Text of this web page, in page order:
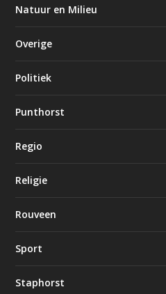
Natuur en Milieu
Overige
Politiek
Punthorst
Regio
Religie
Rouveen
Sport
Staphorst